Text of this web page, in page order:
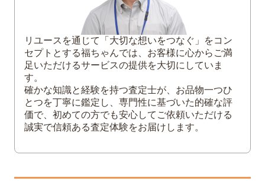
大正時代の硬貨「金貨・銀貨・白銅貨・
青銅貨などの種類」
大正時代のシベリア出兵軍票
3
大正時代のお金を高く売る！査定ポイント
と成功のコツ
買取価格を左右するポイント
偽造品の見分け方
高価買取を目指すためにやってはいけな
リユースを通じて「大切な想いをつなぐ」をコン
セプトとする福ちゃんでは、お客様に心からご満
足いただけるサービスの提供を大切にしていま
す。
確かな知識と経験を持つ査定士が、お品物一つひ
とつを丁寧に鑑定し、専門性に基づいた的確な評
価で、初めての方でも安心してご依頼いただける
誠実で信頼ある査定体験をお届けします。